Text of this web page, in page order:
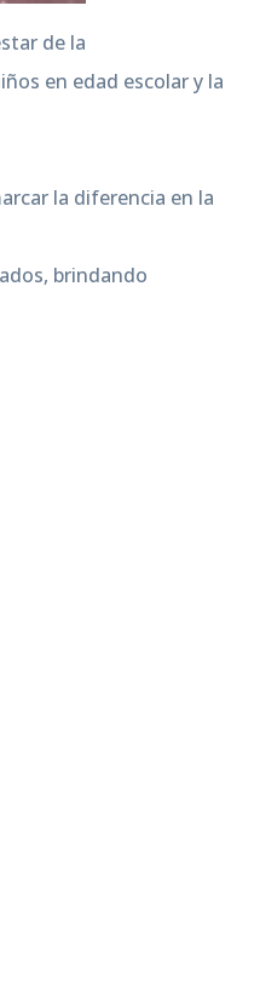
de la
en edad escolar y la
la diferencia en la
brindando